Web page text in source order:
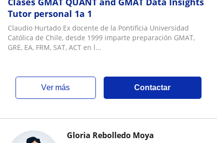
Tutor personal 1a 1
Claudio Hurtado Ex docente de la Pontificia Universidad
Católica de Chile, desde 1999 imparte preparación GMAT,
GRE, EA, FRM, SAT, ACT en l...
ver más Contactar
Gloria Rebolledo Moya